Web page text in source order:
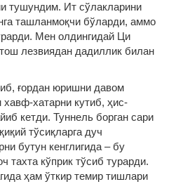
тушундим. Ит сўлакларини
ташланмоқчи бўларди, аммо
Мен олдингидай Ци
лезвиядан дадиллик билан
ғордан юришни давом
хатарни кутиб, ҳис-
кетди. Туннель борган сари
тўсиқларга дуч
бутун кенглигида – бу
тахта кўприк тўсиб турарди.
ҳам ўткир темир тишлари